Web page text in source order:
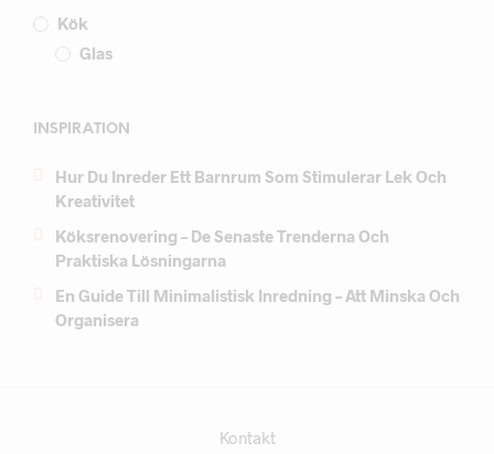
Kök
Glas
INSPIRATION
Hur Du Inreder Ett Barnrum Som Stimulerar Lek Och
Kreativitet
Köksrenovering – De Senaste Trenderna Och
Praktiska Lösningarna
En Guide Till Minimalistisk Inredning – Att Minska Och
Organisera
Kontakt